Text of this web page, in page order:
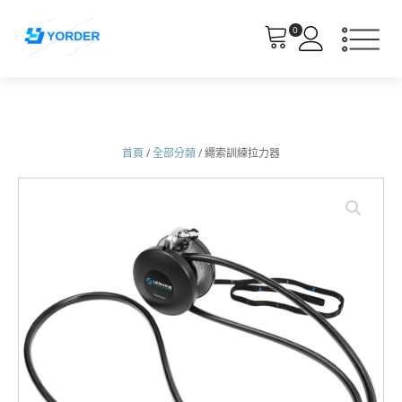
0
首頁 /全部分類/ 繩索訓練拉力器